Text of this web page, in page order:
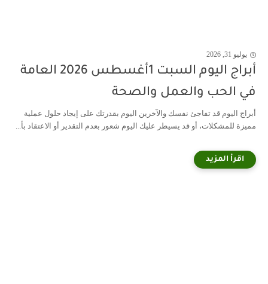
يوليو 31, 2026
أبراج اليوم السبت 1أغسطس 2026 العامة
في الحب والعمل والصحة
أبراج اليوم قد تفاجئ نفسك والآخرين اليوم بقدرتك على إيجاد حلول عملية
مميزة للمشكلات، أو قد يسيطر عليك اليوم شعور بعدم التقدير أو الاعتقاد بأ...